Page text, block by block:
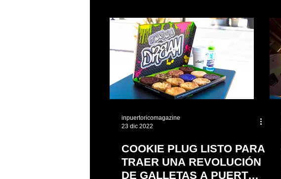
inpuertoricomagazine
23 dic 2022
COOKIE PLUG LISTO PARA
TRAER UNA REVOLUCIÓN
DE GALLETAS A PUERTO